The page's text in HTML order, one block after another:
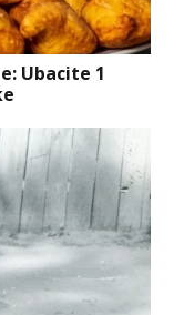
Ubacite 1